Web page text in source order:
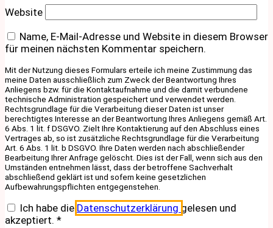
Website
Name, E-Mail-Adresse und Website in diesem Browser
für meinen nächsten Kommentar speichern.
Mit der Nutzung dieses Formulars erteile ich meine Zustimmung das
meine Daten ausschließlich zum Zweck der Beantwortung Ihres
Anliegens bzw. für die Kontaktaufnahme und die damit verbundene
technische Administration gespeichert und verwendet werden.
Rechtsgrundlage für die Verarbeitung dieser Daten ist unser
berechtigtes Interesse an der Beantwortung Ihres Anliegens gemäß Art.
6 Abs. 1 lit. f DSGVO. Zielt Ihre Kontaktierung auf den Abschluss eines
Vertrages ab, so ist zusätzliche Rechtsgrundlage für die Verarbeitung
Art. 6 Abs. 1 lit. b DSGVO. Ihre Daten werden nach abschließender
Bearbeitung Ihrer Anfrage gelöscht. Dies ist der Fall, wenn sich aus den
Umständen entnehmen lässt, dass der betroffene Sachverhalt
abschließend geklärt ist und sofern keine gesetzlichen
Aufbewahrungspflichten entgegenstehen.
Ich habe die Datenschutzerklärung gelesen und
akzeptiert. *